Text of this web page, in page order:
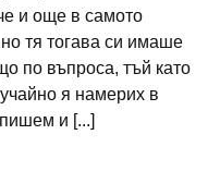
и още в самото
тя тогава си имаше
по въпроса, тъй като
я намерих в
и [...]